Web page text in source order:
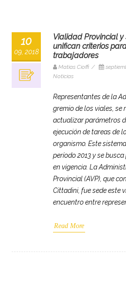
10
09, 2018
Vialidad Provincial y
unifican criterios
trabajadores
Matias Cioffi /
Noticias
Representantes de la
gremio de los viales, se
actualizar parámetros
ejecución de tareas de
organismo. Este
período 2013 y se
en vigencia. La
Provincial (AVP), que
Cittadini, fue sede este
encuentro entre
Read More